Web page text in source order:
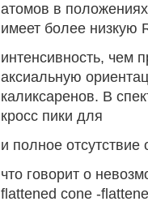
атомов в
имеет более низкую
интенсивность, чем
аксиальную
каликсаренов. В
кросс пики для
и полное
что говорит о
flattened cone -